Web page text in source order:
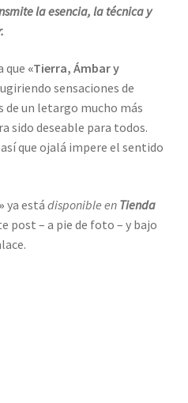
la esencia, la técnica y
que «Tierra, Ámbar y
sensaciones de
de un letargo mucho más
sido deseable para todos.
que ojalá impere el sentido
ya está disponible en Tienda
post – a pie de foto – y bajo